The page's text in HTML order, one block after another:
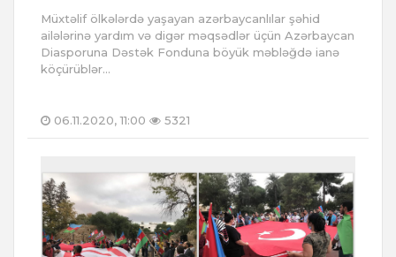
Müxtəlif ölkələrdə yaşayan azərbaycanlılar şəhid
ailələrinə yardım və digər məqsədlər üçün Azərbaycan
Diasporuna Dəstək Fonduna böyük məbləğdə ianə
köçürüblər...
06.11.2020, 11:00 5321